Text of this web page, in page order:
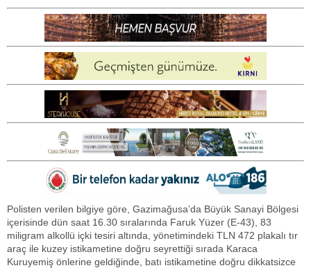
Polisten verilen bilgiye göre, Gazimağusa’da Büyük Sanayi Bölgesi
içerisinde dün saat 16.30 sıralarında Faruk Yüzer (E-43), 83
miligram alkollü içki tesiri altında, yönetimindeki TLN 472 plakalı tır
araç ile kuzey istikametine doğru seyrettiği sırada Karaca
Kuruyemiş önlerine geldiğinde, batı istikametine doğru dikkatsizce